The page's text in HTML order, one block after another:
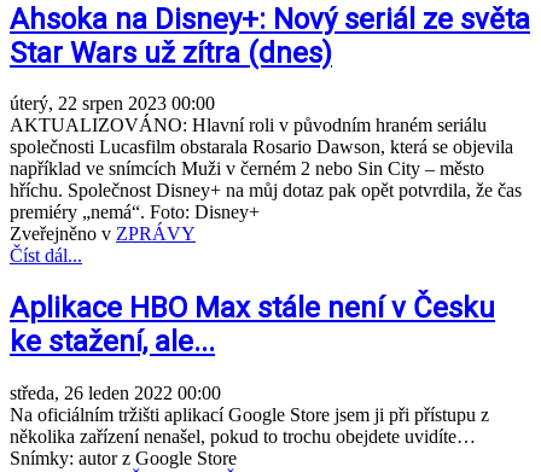
Ahsoka na Disney+: Nový seriál ze světa
Star Wars už zítra (dnes)
úterý, 22 srpen 2023 00:00
AKTUALIZOVÁNO: Hlavní roli v původním hraném seriálu
společnosti Lucasfilm obstarala Rosario Dawson, která se objevila
například ve snímcích Muži v černém 2 nebo Sin City – město
hříchu. Společnost Disney+ na můj dotaz pak opět potvrdila, že čas
premiéry „nemá“. Foto: Disney+
Zveřejněno v ZPRÁVY
Číst dál...
Aplikace HBO Max stále není v Česku
ke stažení, ale...
středa, 26 leden 2022 00:00
Na oficiálním tržišti aplikací Google Store jsem ji při přístupu z
několika zařízení nenašel, pokud to trochu obejdete uvidíte…
Snímky: autor z Google Store